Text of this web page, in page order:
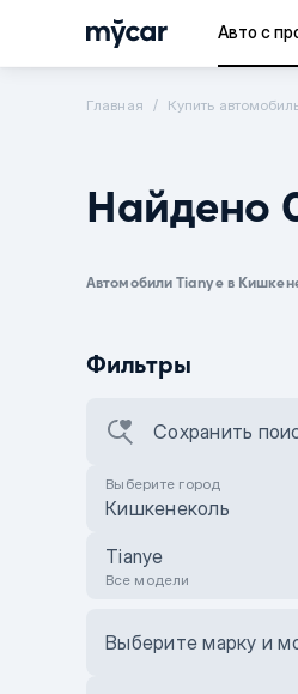
Авто с
Главная Купить
Найдено
Автомобили Tianye в
Фильтры
Сохранить
Выберите город
Кишкенеколь
Tianye
Все модели
Выберите марку и